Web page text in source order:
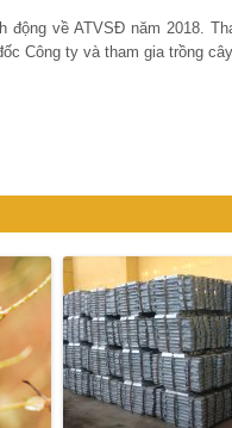
động về ATVSĐ năm 2018.
Công ty và tham gia trồng